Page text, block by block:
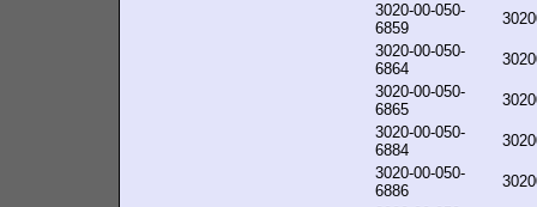
3020-00-050-
6859
3020-00-050-
6864
3020-00-050-
6865
3020-00-050-
6884
3020-00-050-
6886